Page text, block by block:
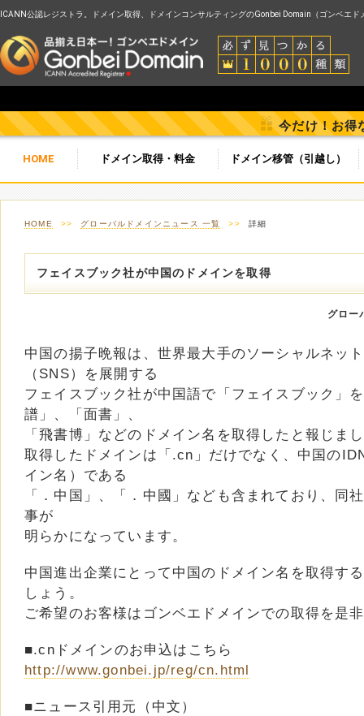
ICANN公認レジストラ。ドメイン取得、ドメインコンサルティングのGonbei Domain（ゴンベエド
今だけ！お得
HOME ドメイン取得・料金 ドメイン移管（引越し）
HOME >> グローバルドメインニュース 一覧 >> 詳細
フェイスブック社が中国のドメインを取得
グロー
中国の揚子晩報は、世界最大手のソーシャルネッ
（SNS）を展開する
フェイスブック社が中国語で「フェイスブック」
譜」、「面書」、
「飛書博」などのドメイン名を取得したと報じま
取得したドメインは「.cn」だけでなく、中国の
イン名）である
「．中国」、「．中國」なども含まれており、同
事が
明らかになっています。
中国進出企業にとって中国のドメイン名を取得す
しょう。
ご希望のお客様はゴンベエドメインでの取得を是
■.cnドメインのお申込はこちら
http://www.gonbei.jp/reg/cn.html
■ニュース引用元（中文）